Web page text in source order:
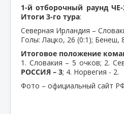
1-й отборочный раунд
Итоги 3-го тура:
Северная Ирландия –
Голы: Лацко, 26 (0:1); Бенеш,
Итоговое положение
1. Словакия – 5 очков; 2.
РОССИЯ – 3; 4. Норвегия - 2.
Фото – официальный сайт